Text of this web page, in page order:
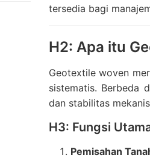
tersedia bagi
H2: Apa itu
Geotextile woven
sistematis. Berbeda
dan stabilitas
H3: Fungsi
Pemisahan